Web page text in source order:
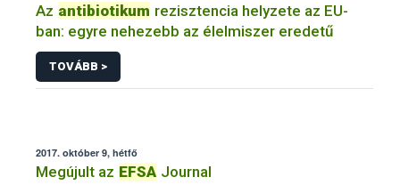
Az antibiotikum rezisztencia helyzete az EU-
ban: egyre nehezebb az élelmiszer eredetű
TOVÁBB >
2017. október 9, hétfő
Megújult az EFSA Journal